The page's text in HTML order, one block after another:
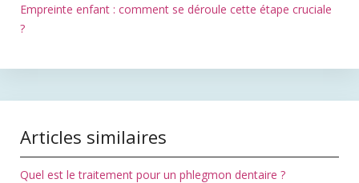
Empreinte enfant : comment se déroule cette étape cruciale
?
Articles similaires
Quel est le traitement pour un phlegmon dentaire ?